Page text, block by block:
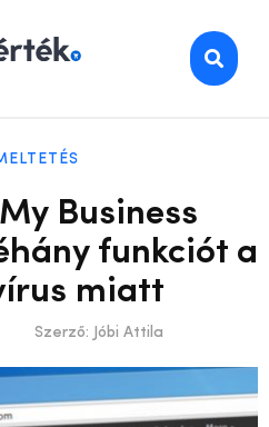
Business
funkciót a
miatt
Szerző: Jóbi Attila